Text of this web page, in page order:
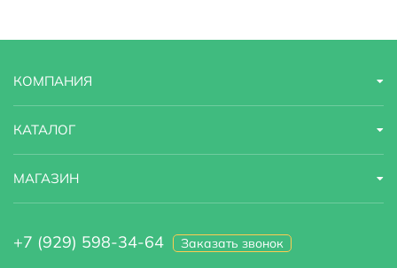
Оснащение
Тип унитаза
КОМПАНИЯ
КАТАЛОГ
МАГАЗИН
+7 (929) 598-34-64 Заказать звонок